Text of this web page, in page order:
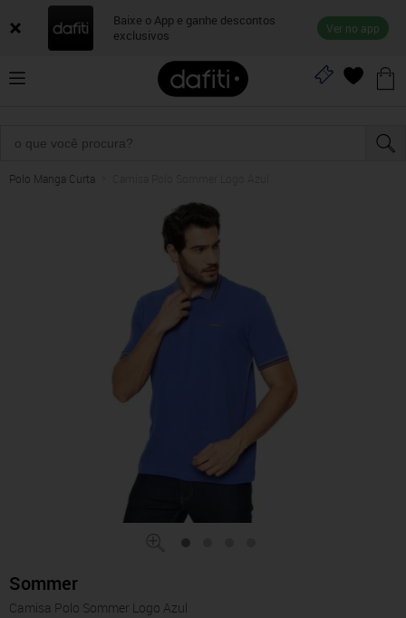
Baixe o App e ganhe descontos
exclusivos
Ver no app
Polo Manga Curta
Sommer
Camisa Polo Sommer Logo Azul